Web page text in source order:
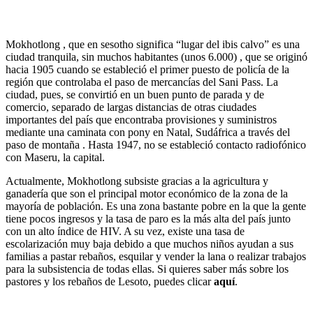
Mokhotlong , que en sesotho significa “lugar del ibis calvo” es una
ciudad tranquila, sin muchos habitantes (unos 6.000) , que se originó
hacia 1905 cuando se estableció el primer puesto de policía de la
región que controlaba el paso de mercancías del Sani Pass. La
ciudad, pues, se convirtió en un buen punto de parada y de
comercio, separado de largas distancias de otras ciudades
importantes del país que encontraba provisiones y suministros
mediante una caminata con pony en Natal, Sudáfrica a través del
paso de montaña . Hasta 1947, no se estableció contacto radiofónico
con Maseru, la capital.
Actualmente, Mokhotlong subsiste gracias a la agricultura y
ganadería que son el principal motor económico de la zona de la
mayoría de población. Es una zona bastante pobre en la que la gente
tiene pocos ingresos y la tasa de paro es la más alta del país junto
con un alto índice de HIV. A su vez, existe una tasa de
escolarización muy baja debido a que muchos niños ayudan a sus
familias a pastar rebaños, esquilar y vender la lana o realizar trabajos
para la subsistencia de todas ellas. Si quieres saber más sobre los
pastores y los rebaños de Lesoto, puedes clicaraquí.